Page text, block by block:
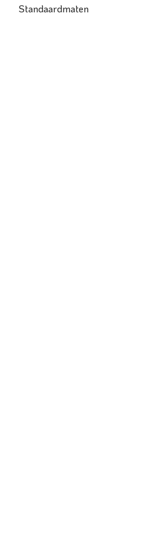
Standaardmaten